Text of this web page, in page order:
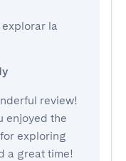
la
review!
enjoyed the
exploring
a great time!